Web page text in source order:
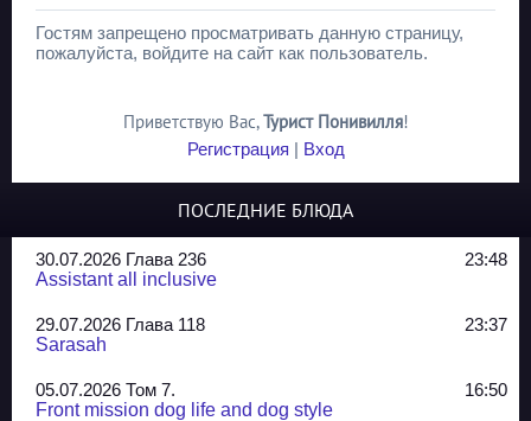
Гостям запрещено просматривать данную страницу,
пожалуйста, войдите на сайт как пользователь.
Приветствую Вас,Турист Понивилля!
Регистрация | Вход
ПОСЛЕДНИЕ БЛЮДА
30.07.2026 Глава 236
23:48
Assistant all inclusive
29.07.2026 Глава 118
23:37
Sarasah
05.07.2026 Том 7.
16:50
Front mission dog life and dog style